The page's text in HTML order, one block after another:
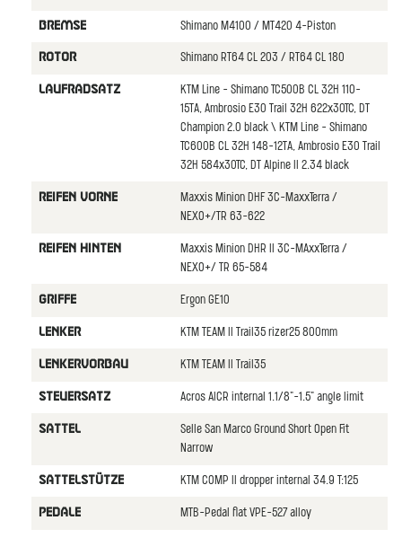
BREMSE Shimano M4100 / MT420 4-Piston
ROTOR Shimano RT64 CL 203 / RT64 CL 180
LAUFRADSATZ
KTM Line - Shimano TC500B CL 32H 110-
15TA, Ambrosio E30 Trail 32H 622x30TC, DT
Champion 2.0 black \ KTM Line - Shimano
TC600B CL 32H 148-12TA, Ambrosio E30 Trail
32H 584x30TC, DT Alpine II 2.34 black
REIFEN VORNE
Maxxis Minion DHF 3C-MaxxTerra /
NEXO+/TR 63-622
REIFEN HINTEN
Maxxis Minion DHR II 3C-MAxxTerra /
NEXO+/ TR 65-584
GRIFFE Ergon GE10
LENKER KTM TEAM II Trail35 rizer25 800mm
LENKERVORBAU KTM TEAM II Trail35
STEUERSATZ Acros AICR internal 1.1/8"-1.5" angle limit
SATTEL
Selle San Marco Ground Short Open Fit
Narrow
SATTELSTüTZE KTM COMP II dropper internal 34.9 T:125
PEDALE MTB-Pedal flat VPE-527 alloy